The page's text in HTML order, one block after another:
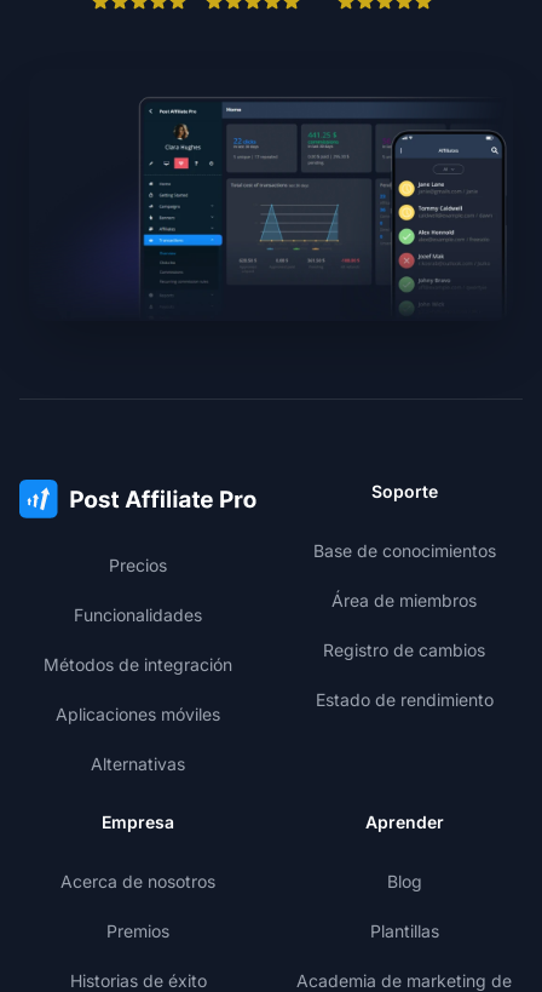
Precios
Funcionalidades
Métodos de integración
Aplicaciones móviles
Alternativas
Soporte
Base de conocimientos
Área de miembros
Registro de cambios
Estado de rendimiento
Empresa
Acerca de nosotros
Premios
Historias de éxito
Aprender
Blog
Plantillas
Academia de marketing de